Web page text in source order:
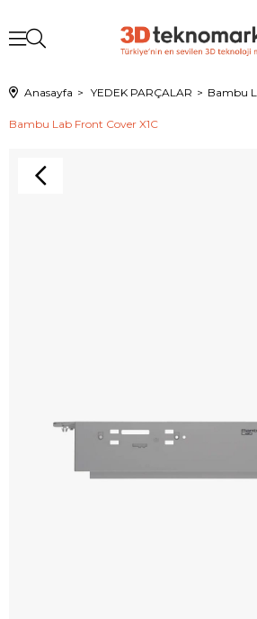
Anasayfa YEDEK PARÇALAR Bambu
Bambu Lab Front Cover X1C